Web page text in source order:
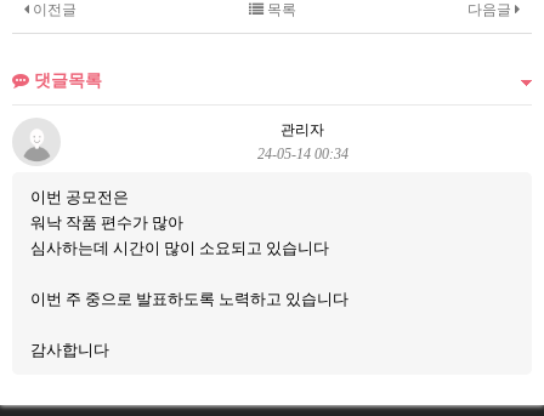
이전글 다음글
목록
댓글목록
관리자
24-05-14 00:34
이번 공모전은
워낙 작품 편수가 많아
심사하는데 시간이 많이 소요되고 있습니다
이번 주 중으로 발표하도록 노력하고 있습니다
감사합니다